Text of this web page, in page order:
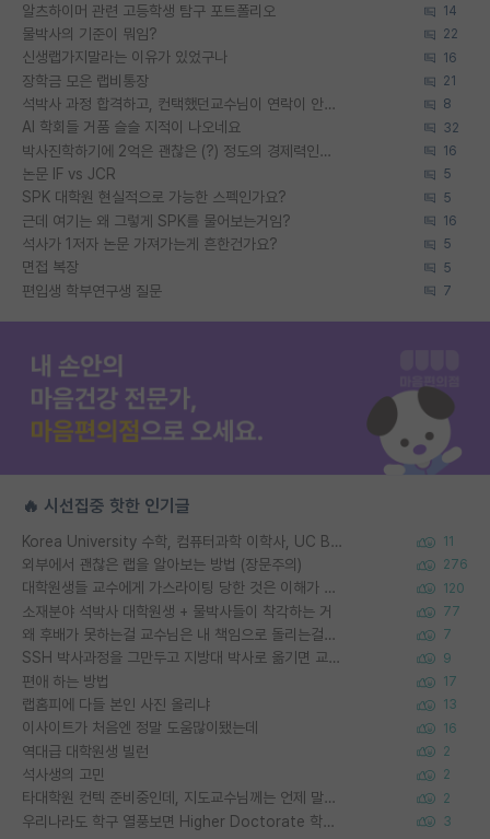
알츠하이머 관련 고등학생 탐구 포트폴리오 14
물박사의 기준이 뭐임? 22
신생랩가지말라는 이유가 있었구나 16
장학금 모은 랩비통장 21
석박사 과정 합격하고, 컨택했던교수님이 연락이 안됩니다... 8
AI 학회들 거품 슬슬 지적이 나오네요 32
박사진학하기에 2억은 괜찮은 (?) 정도의 경제력인가요 16
논문 IF vs JCR 5
SPK 대학원 현실적으로 가능한 스펙인가요? 5
근데 여기는 왜 그렇게 SPK를 물어보는거임? 16
석사가 1저자 논문 가져가는게 흔한건가요? 5
면접 복장 5
편입생 학부연구생 질문 7
🔥 시선집중 핫한 인기글
Korea University 수학, 컴퓨터과학 이학사, UC Berkeley 산업공학 대학원 공학박사가 되는 것은 쉽지 않겠죠? 11
외부에서 괜찮은 랩을 알아보는 방법 (장문주의) 276
대학원생들 교수에게 가스라이팅 당한 것은 이해가 갑니다. 안타깝네요. 120
소재분야 석박사 대학원생 + 물박사들이 착각하는 거 77
왜 후배가 못하는걸 교수님은 내 책임으로 돌리는걸까요? 7
SSH 박사과정을 그만두고 지방대 박사로 옮기면 교수의 꿈은 끝일까요? 9
편애 하는 방법 17
랩홈피에 다들 본인 사진 올리냐 13
이사이트가 처음엔 정말 도움많이됐는데 16
역대급 대학원생 빌런 2
석사생의 고민 2
타대학원 컨텍 준비중인데, 지도교수님께는 언제 말씀드려야 할까요? 2
우리나라도 학구 열풍보면 Higher Doctorate 학위가 필요하다고 봅니다. 3